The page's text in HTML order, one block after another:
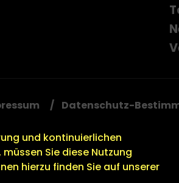
Datenschutz-
und kontinuierlichen
Sie diese Nutzung
hierzu finden Sie auf unserer